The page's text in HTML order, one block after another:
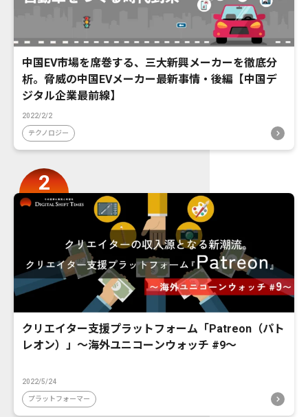
中国EV市場を席巻する、三大新興メーカーを徹底分
析。脅威の中国EVメーカー最新事情・後編【中国デ
ジタル企業最前線】
2022/2/2
テクノロジー
クリエイター支援プラットフォーム「Patreon（パト
レオン）」〜海外ユニコーンウォッチ #9〜
2022/5/24
プラットフォーマー